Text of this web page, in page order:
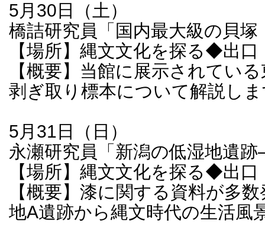
5月30日（土）
橋詰研究員「国内最大級の貝塚
【場所】縄文文化を探る◆出口
【概要】当館に展示されてい
剥ぎ取り標本について解説し
5月31日（日）
永瀬研究員「新潟の低湿地遺
【場所】縄文文化を探る◆出口
【概要】漆に関する資料が多
地A遺跡から縄文時代の生活風